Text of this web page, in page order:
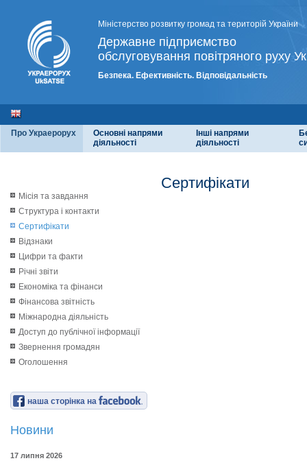
Міністерство розвитку громад та територій України
Державне підприємство
обслуговування повітряного руху
Безпека. Ефективність. Відповідальність
Про Украерорух
Основні напрями
діяльності
Інші напрями
діяльності
Місія та завдання
Структура і контакти
Сертифікати
Відзнаки
Цифри та факти
Річні звіти
Економіка та фінанси
Фінансова звітність
Міжнародна діяльність
Доступ до публічної інформації
Звернення громадян
Оголошення
наша сторінка на
Новини
17 липня 2026
Сертифікати